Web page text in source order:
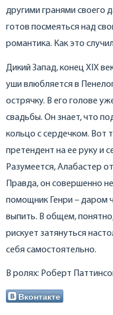
другими гранями своего
готов посмеяться над
романтика. Как это
Дикий Запад, конец XIX
уши влюбляется в
острячку. В его голове
свадьбы. Он знает, что
кольцо с сердечком. Вот
претендент на ее руку и
Разумеется, Алабастер
Правда, он совершенно
помощник Генри – даром
выпить. В общем,
рискует затянуться
себя самостоятельно.
В ролях: Роберт
Вконтакте